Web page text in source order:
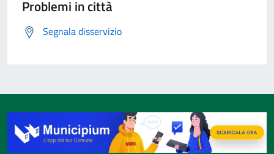
Problemi in città
Segnala disservizio